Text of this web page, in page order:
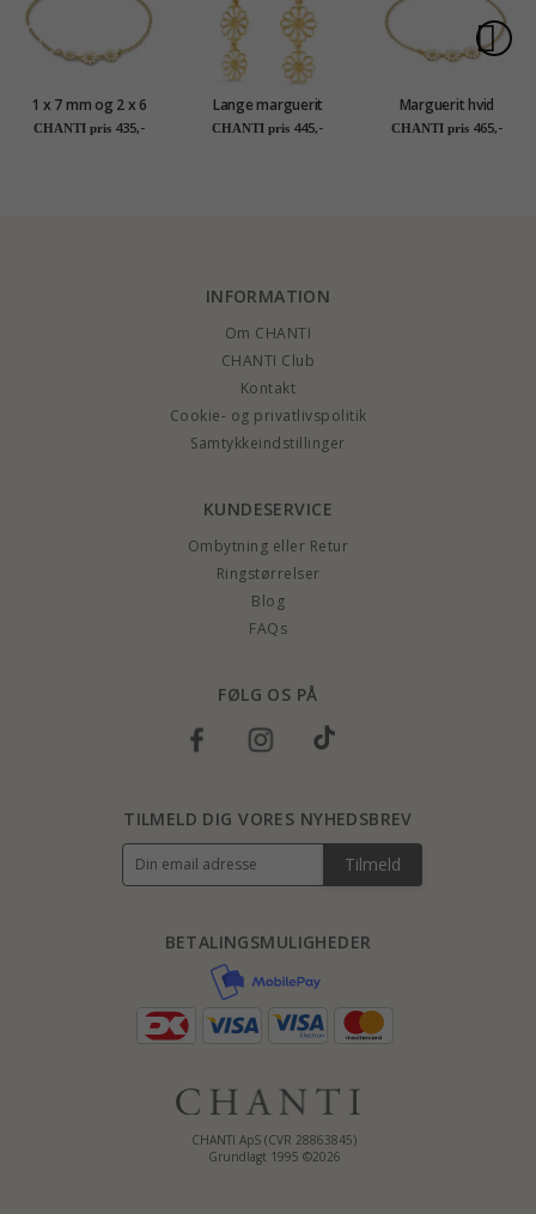
1 x 7 mm og 2 x 6
mm marguerit
CHANTI pris 435,-
Lange marguerit
ørestikker i forgyldt
CHANTI pris 445,-
Marguerit hvid
armbånd i forgyldt
CHANTI pris 465,-
INFORMATION
Om CHANTI
CHANTI Club
Kontakt
Cookie- og privatlivspolitik
Samtykkeindstillinger
KUNDESERVICE
Ombytning eller Retur
Ringstørrelser
Blog
FAQs
FØLG OS PÅ
CHANTI ApS (CVR 28863845)
Grundlagt 1995 ©2026
BETALINGSMULIGHEDER
TILMELD DIG VORES NYHEDSBREV
Tilmeld